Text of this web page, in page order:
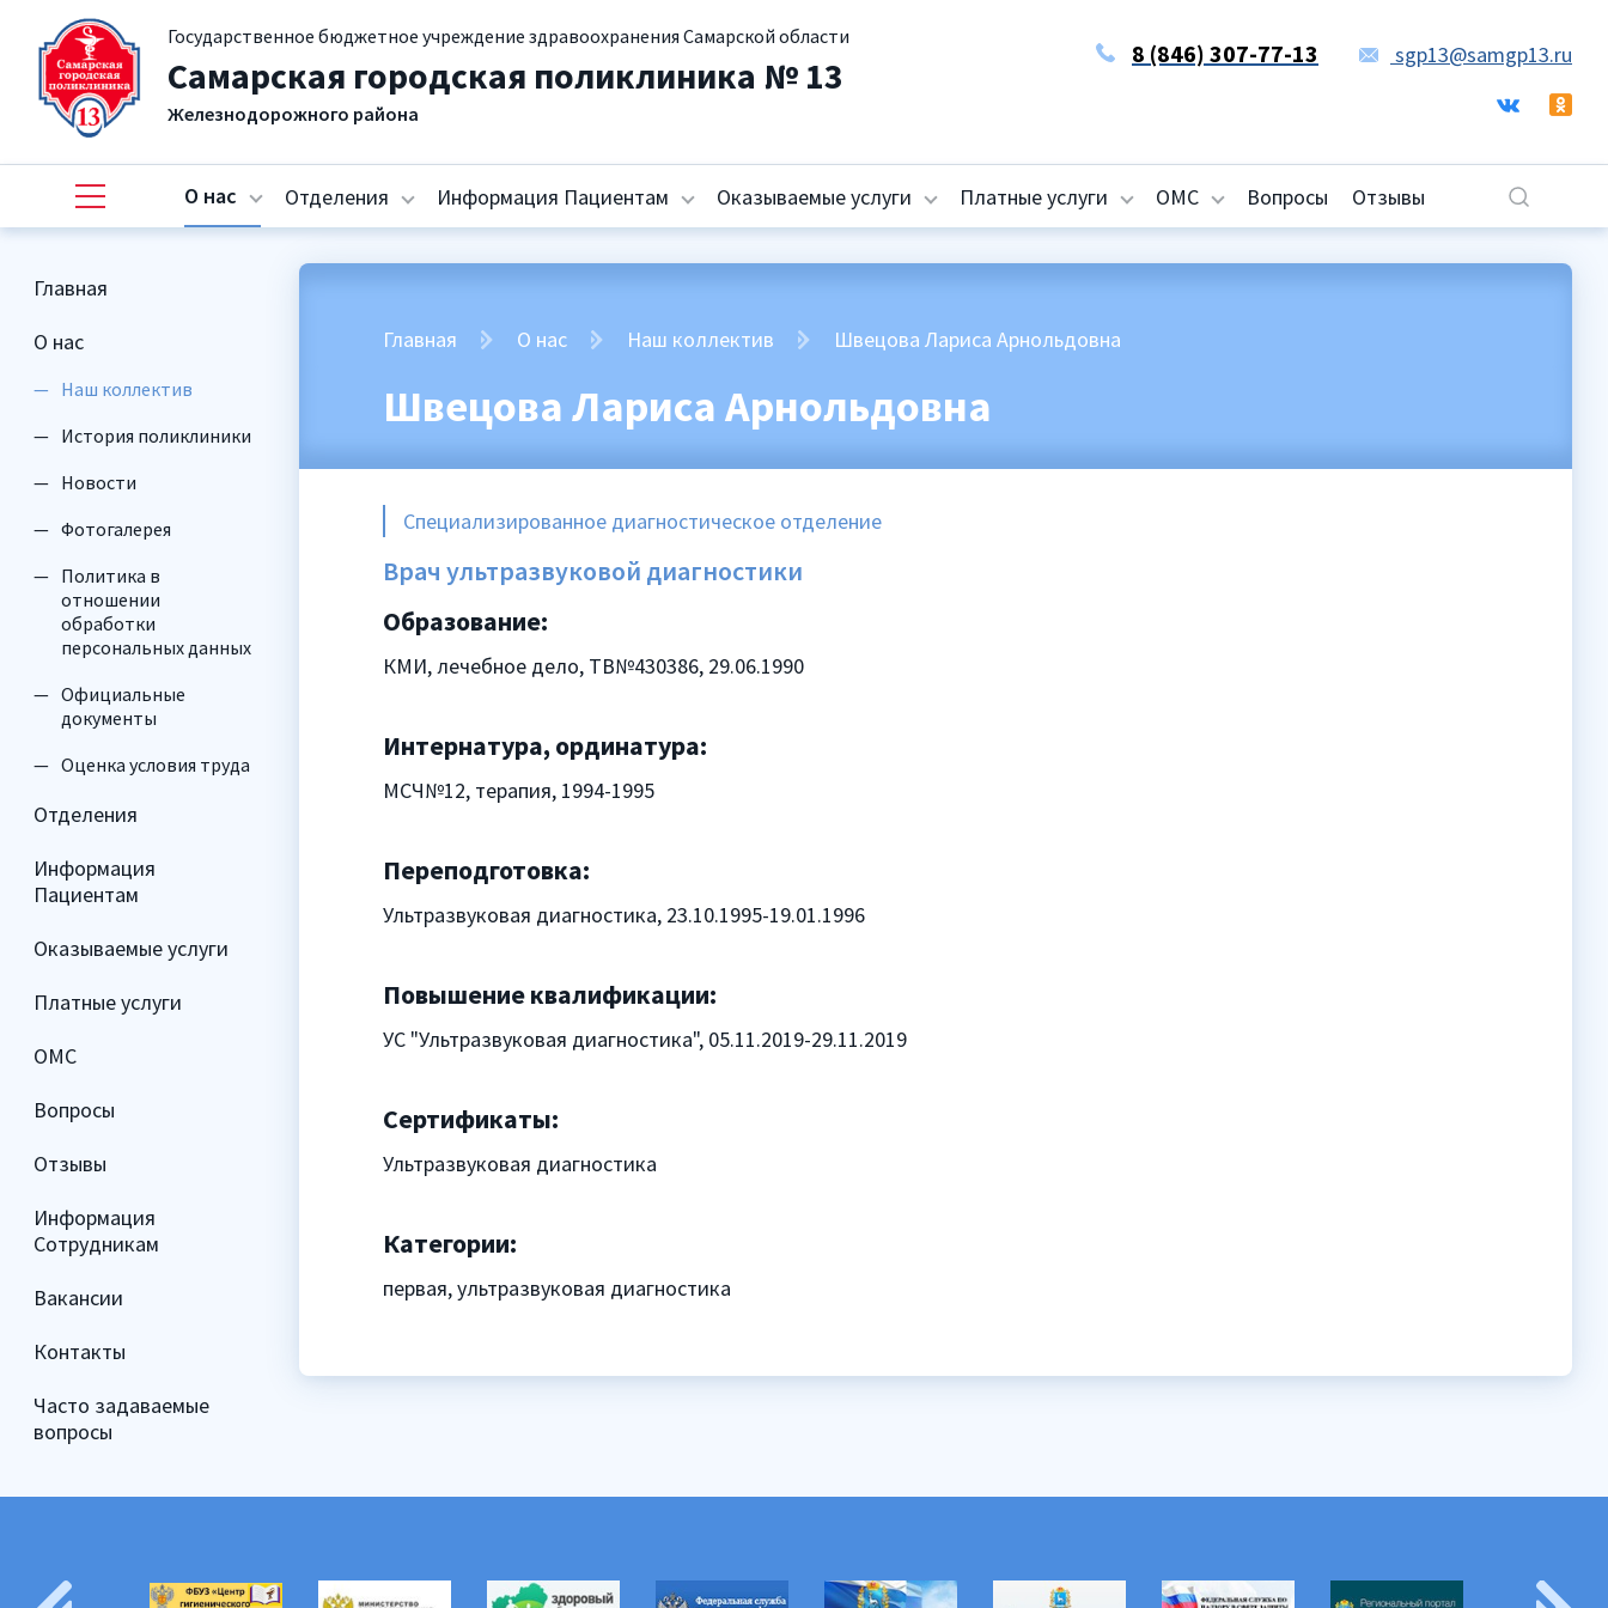
Государственное бюджетное учреждение здравоохранения Самарской области
Самарская городская поликлиника № 13
Железнодорожного района
8 (846) 307-77-13 sgp13@samgp13.ru
О нас Отделения Информация Пациентам Оказываемые услуги Платные услуги ОМС Вопросы Отзывы
Главная
О нас
Наш коллектив
История поликлиники
Новости
Фотогалерея
Политика в
отношении
обработки
персональных данных
Официальные
документы
Оценка условия труда
Отделения
Информация
Пациентам
Оказываемые услуги
Платные услуги
ОМС
Вопросы
Отзывы
Информация
Сотрудникам
Вакансии
Контакты
Часто задаваемые
вопросы
Главная О нас Наш коллектив Швецова Лариса Арнольдовна
Швецова Лариса Арнольдовна
Специализированное диагностическое отделение
Врач ультразвуковой диагностики
Образование:
КМИ, лечебное дело, ТВ№430386, 29.06.1990
Интернатура, ординатура:
МСЧ№12, терапия, 1994-1995
Переподготовка:
Ультразвуковая диагностика, 23.10.1995-19.01.1996
Повышение квалификации:
УС "Ультразвуковая диагностика", 05.11.2019-29.11.2019
Сертификаты:
Ультразвуковая диагностика
Категории:
первая, ультразвуковая диагностика